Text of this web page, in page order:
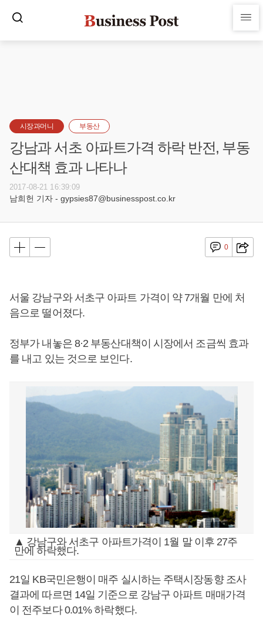
시장과머니 부동산
강남과 서초 아파트가격 하락 반전, 부동
산대책 효과 나타나
2017-08-21 16:39:09
남희헌 기자 - gypsies87@businesspost.co.kr
0
서울 강남구와 서초구 아파트 가격이 약 7개월 만에 처
음으로 떨어졌다.
정부가 내놓은 8·2 부동산대책이 시장에서 조금씩 효과
를 내고 있는 것으로 보인다.
▲ 강남구와 서초구 아파트가격이 1월 말 이후 27주
만에 하락했다.
21일 KB국민은행이 매주 실시하는 주택시장동향 조사
결과에 따르면 14일 기준으로 강남구 아파트 매매가격
이 전주보다 0.01% 하락했다.